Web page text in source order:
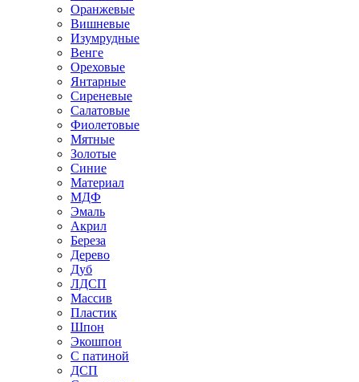
Оранжевые
Вишневые
Изумрудные
Венге
Ореховые
Янтарные
Сиреневые
Салатовые
Фиолетовые
Мятные
Золотые
Синие
Материал
МДФ
Эмаль
Акрил
Береза
Дерево
Дуб
ЛДСП
Массив
Пластик
Шпон
Экошпон
С патиной
ДСП